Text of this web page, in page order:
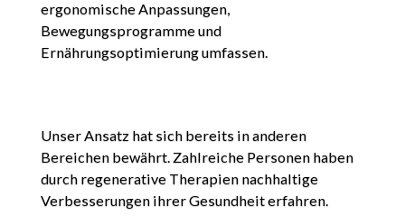
ergonomische Anpassungen,
Bewegungsprogramme und
Ernährungsoptimierung umfassen.
Unser Ansatz hat sich bereits in anderen
Bereichen bewährt. Zahlreiche Personen haben
durch regenerative Therapien nachhaltige
Verbesserungen ihrer Gesundheit erfahren.